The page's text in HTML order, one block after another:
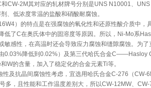
CW-2M其对应的轧材牌号分别是UNS N10001、
、低浓度常温的盐酸和硝酸耐腐蚀。
）的特点是在强腐蚀的氧化性和还原性酸介质中，
低了C在奥氏体中的固溶度等原因。所以，Ni-Mo系
敏感性，在高温时还会导致应力腐蚀和缝隙腐蚀。为
降低到0.02%）及第三代哈氏合金C——Hasloy
W的含量，加入了稳定化的合金元素Ti等。
及抗晶间腐蚀性考虑，宜选用哈氏合金C-276（CW-
多，且性能和工作温度差别大，所以CW-12MW、